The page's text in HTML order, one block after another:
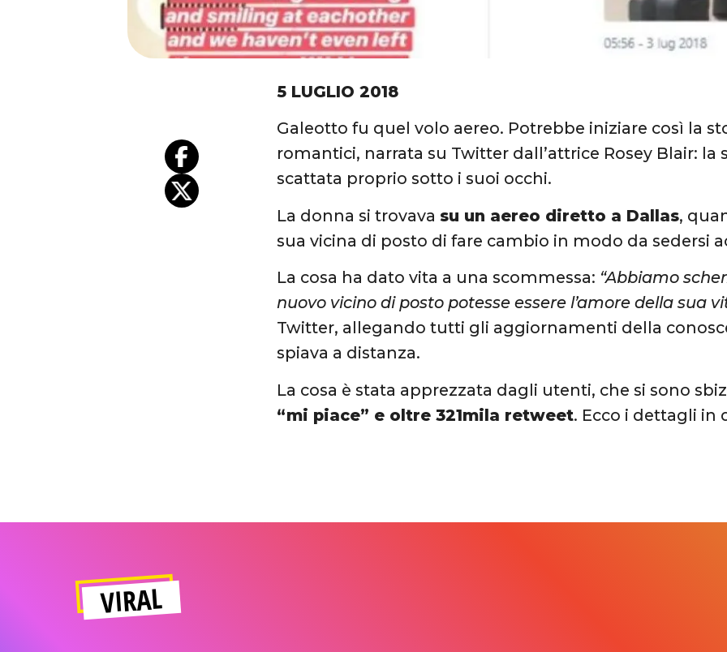
5 LUGLIO 2018
Galeotto fu quel volo aereo. Potrebbe iniziare così la
romantici, narrata su Twitter dall’attrice Rosey Blair: la
scattata proprio sotto i suoi occhi.
La donna si trovava su un aereo diretto a Dallas,
sua vicina di posto di fare cambio in modo da sedersi
La cosa ha dato vita a una scommessa: “Abbiamo
nuovo vicino di posto potesse essere l’amore della sua
Twitter, allegando tutti gli aggiornamenti della
spiava a distanza.
La cosa è stata apprezzata dagli utenti, che si sono
“mi piace” e oltre 321mila retweet. Ecco i dettagli in
VIRAL